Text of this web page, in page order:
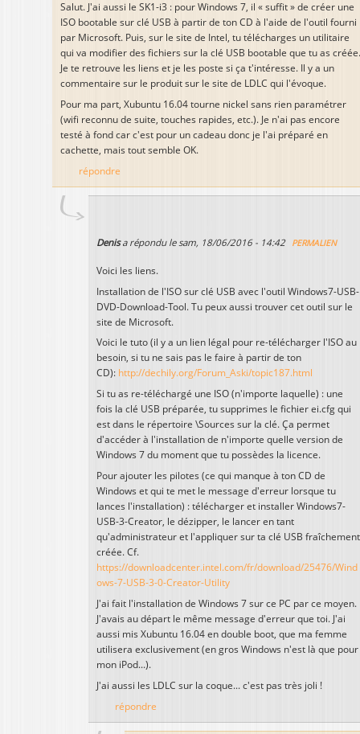
Salut. J'ai aussi le SK1-i3 : pour Windows 7, il « suffit » de créer une
ISO bootable sur clé USB à partir de ton CD à l'aide de l'outil fourni
par Microsoft. Puis, sur le site de Intel, tu télécharges un utilitaire
qui va modifier des fichiers sur la clé USB bootable que tu as créée.
Je te retrouve les liens et je les poste si ça t'intéresse. Il y a un
commentaire sur le produit sur le site de LDLC qui l'évoque.
Pour ma part, Xubuntu 16.04 tourne nickel sans rien paramétrer
(wifi reconnu de suite, touches rapides, etc.). Je n'ai pas encore
testé à fond car c'est pour un cadeau donc je l'ai préparé en
cachette, mais tout semble OK.
répondre
Denisa répondu le sam, 18/06/2016 - 14:42 PERMALIEN
Voici les liens.
Installation de l'ISO sur clé USB avec l'outil Windows7-USB-
DVD-Download-Tool. Tu peux aussi trouver cet outil sur le
site de Microsoft.
Voici le tuto (il y a un lien légal pour re-télécharger l'ISO au
besoin, si tu ne sais pas le faire à partir de ton
CD): http://dechily.org/Forum_Aski/topic187.html
Si tu as re-téléchargé une ISO (n'importe laquelle) : une
fois la clé USB préparée, tu supprimes le fichier ei.cfg qui
est dans le répertoire \Sources sur la clé. Ça permet
d'accéder à l'installation de n'importe quelle version de
Windows 7 du moment que tu possèdes la licence.
Pour ajouter les pilotes (ce qui manque à ton CD de
Windows et qui te met le message d'erreur lorsque tu
lances l'installation) : télécharger et installer Windows7-
USB-3-Creator, le dézipper, le lancer en tant
qu'administrateur et l'appliquer sur ta clé USB fraîchement
créée. Cf.
https://downloadcenter.intel.com/fr/download/25476/Wind
ows-7-USB-3-0-Creator-Utility
J'ai fait l'installation de Windows 7 sur ce PC par ce moyen.
J'avais au départ le même message d'erreur que toi. J'ai
aussi mis Xubuntu 16.04 en double boot, que ma femme
utilisera exclusivement (en gros Windows n'est là que pour
mon iPod...).
J'ai aussi les LDLC sur la coque... c'est pas très joli !
répondre